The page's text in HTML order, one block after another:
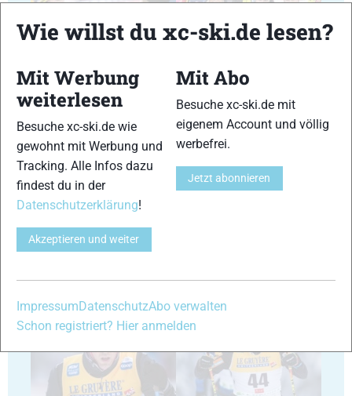
32
Wie willst du xc-ski.de lesen?
Mit Werbung
weiterlesen
Besuche xc-ski.de wie
gewohnt mit Werbung und
Tracking. Alle Infos dazu
findest du in der
Datenschutzerklärung!
Akzeptieren und weiter
Mit Abo
Besuche xc-ski.de mit
eigenem Account und völlig
werbefrei.
Jetzt abonnieren
ImpressumDatenschutzAbo verwalten
Schon registriert? Hier anmelden